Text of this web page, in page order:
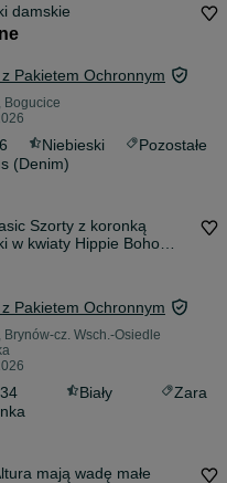
damskie
z Pakietem Ochronnym
Bogucice
Niebieski
Pozostałe
(Denim)
Szorty z koronką
w kwiaty Hippie Boho
XS 34
z Pakietem Ochronnym
Brynów-cz. Wsch.-Osiedle
Biały
Zara
mają wadę małe